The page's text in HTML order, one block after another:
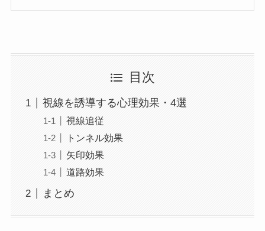
目次
視線を誘導する心理効果・4選
視線追従
トンネル効果
矢印効果
道路効果
まとめ